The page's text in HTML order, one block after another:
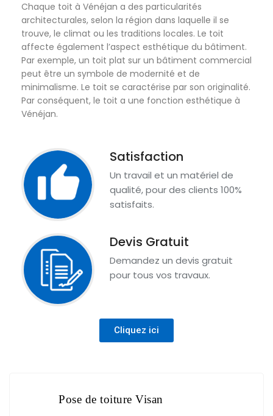
Chaque toit à Vénéjan a des particularités
architecturales, selon la région dans laquelle il se
trouve, le climat ou les traditions locales. Le toit
affecte également l’aspect esthétique du bâtiment.
Par exemple, un toit plat sur un bâtiment commercial
peut être un symbole de modernité et de
minimalisme. Le toit se caractérise par son originalité.
Par conséquent, le toit a une fonction esthétique à
Vénéjan.
Satisfaction
Un travail et un matériel de
qualité, pour des clients 100%
satisfaits.
Devis Gratuit
Demandez un devis gratuit
pour tous vos travaux.
Cliquez ici
Pose de toiture Visan